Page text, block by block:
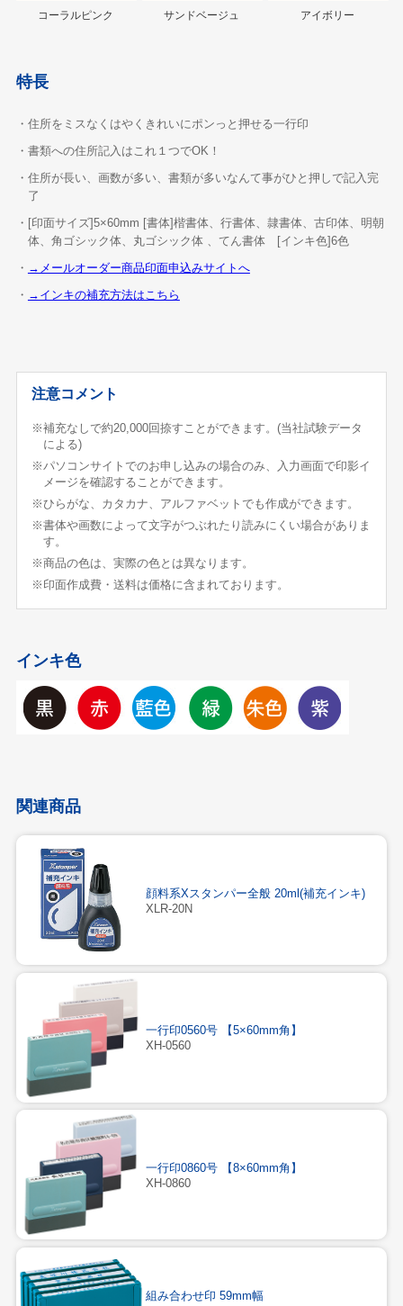
コーラルピンク サンドベージュ アイボリー
特長
・住所をミスなくはやくきれいにポンっと押せる一行印
・書類への住所記入はこれ１つでOK！
・住所が長い、画数が多い、書類が多いなんて事がひと押しで記入完
了
・[印面サイズ]5×60mm [書体]楷書体、行書体、隷書体、古印体、明朝
体、角ゴシック体、丸ゴシック体 、てん書体 [インキ色]6色
・ →メールオーダー商品印面申込みサイトへ
・ →インキの補充方法はこちら
注意コメント
※補充なしで約20,000回捺すことができます。(当社試験データ
による)
※パソコンサイトでのお申し込みの場合のみ、入力画面で印影イ
メージを確認することができます。
※ひらがな、カタカナ、アルファベットでも作成ができます。
※書体や画数によって文字がつぶれたり読みにくい場合がありま
す。
※商品の色は、実際の色とは異なります。
※印面作成費・送料は価格に含まれております。
インキ色
関連商品
顔料系Xスタンパー全般 20ml(補充インキ)
XLR-20N
一行印0560号 【5×60mm角】
XH-0560
一行印0860号 【8×60mm角】
XH-0860
組み合わせ印 59mm幅